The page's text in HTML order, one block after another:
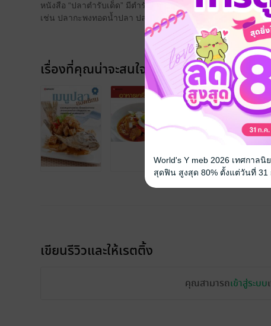
หนังสือ “ปลาตำรับเด็ด” มีตำรับอาหารจานปลาทั้งแบบรสไทย
เช่น ปลากะพงทอดน้ำปลา ปลาราดพริก ปลานึ่งน้ำแดง ปลานึ่ง
เรื่องที่คุณน่าจะสนใจ
เขียนรีวิวและให้เรตติ้ง
คุณสามารถเข้าสู่ระบบ
World's Y meb 2026 เทศกาล
สุดฟิน สูงสุด 80% ตั้งแต่วันที่ 31